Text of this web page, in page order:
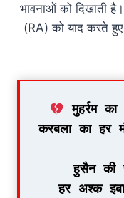
भावनाओं को दिखाती
(RA) को याद करते हुए
मुहर्रम
हुसैन की
हर अश्क